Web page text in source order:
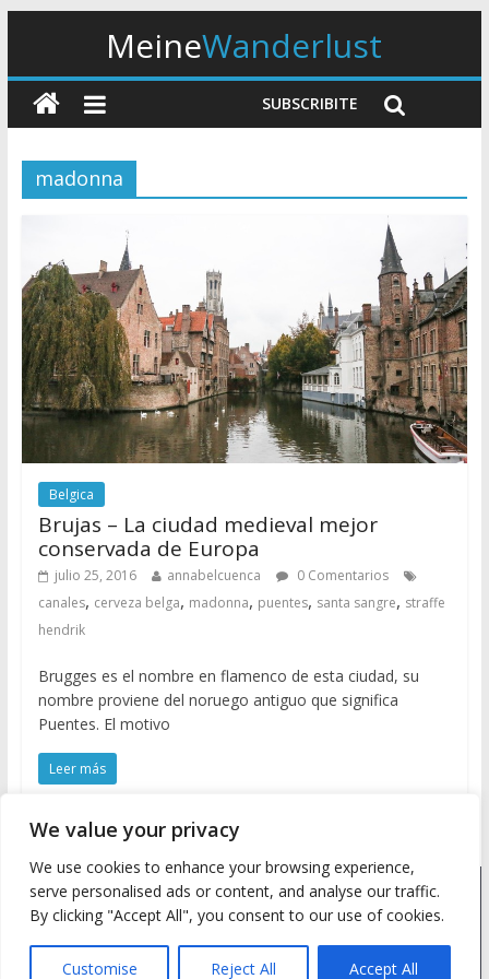
We value your privacy
We use cookies to enhance your browsing experience,
serve personalised ads or content, and analyse our traffic.
By clicking "Accept All", you consent to our use of cookies.
Customise Reject All Accept All
MeineWanderlust
SUBSCRIBITE
madonna
Belgica
Brujas – La ciudad medieval mejor
conservada de Europa
julio 25, 2016 annabelcuenca
0 Comentarios
canales, cerveza belga, madonna, puentes, santa sangre, straffe
hendrik
Brugges es el nombre en flamenco de esta ciudad, su
nombre proviene del noruego antiguo que significa
Puentes. El motivo
Leer más
Copyright © 2026Meine Wanderlust. Todos los derechos
reservados.
Tema: ColorMag by ThemeGrill. Desarrollado conWordPress